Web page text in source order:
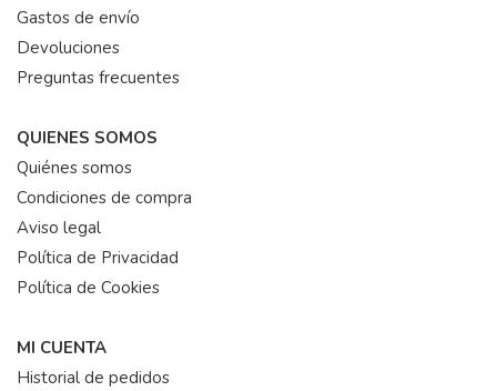
Gastos de envío
Devoluciones
Preguntas frecuentes
QUIENES SOMOS
Quiénes somos
Condiciones de compra
Aviso legal
Política de Privacidad
Política de Cookies
MI CUENTA
Historial de pedidos